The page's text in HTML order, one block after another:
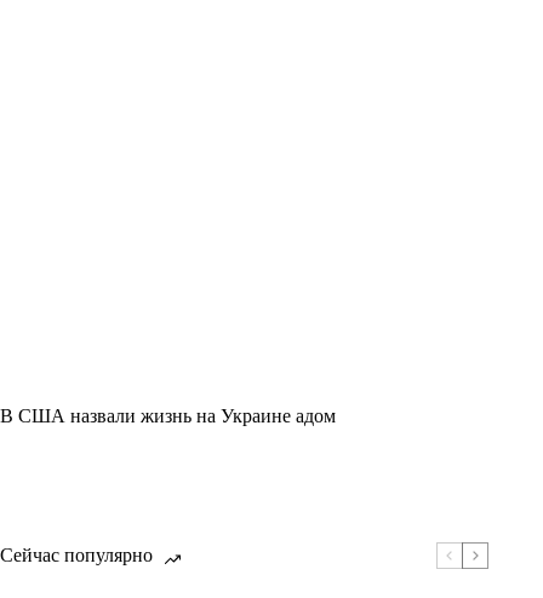
В США назвали жизнь на Украине адом
Сейчас популярно